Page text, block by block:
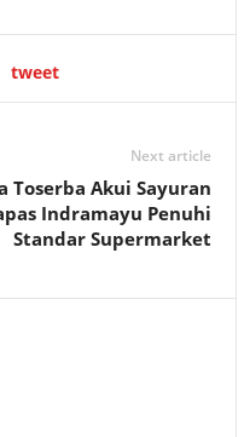
tweet
Next article
Toserba Akui Sayuran
Indramayu Penuhi
Standar Supermarket